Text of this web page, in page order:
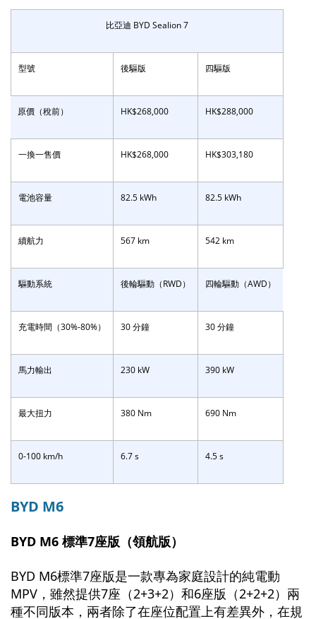
比亞迪 BYD Sealion 7
型號 後驅版 四驅版
原價（稅前） HK$268,000 HK$288,000
一換一售價 HK$268,000 HK$303,180
電池容量 82.5 kWh 82.5 kWh
續航力 567 km 542 km
驅動系統 後輪驅動（RWD） 四輪驅動（AWD）
充電時間（30%-80%） 30 分鐘 30 分鐘
馬力輸出 230 kW 390 kW
最大扭力 380 Nm 690 Nm
0-100 km/h 6.7 s 4.5 s
BYD M6
BYD M6 標準7座版（領航版）
BYD M6標準7座版是一款專為家庭設計的純電動
MPV，雖然提供7座（2+3+2）和6座版（2+2+2）兩
種不同版本，兩者除了在座位配置上有差異外，在規